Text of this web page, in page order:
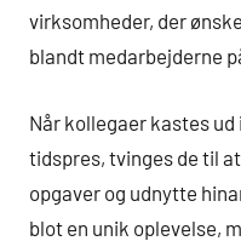
virksomheder, der
blandt medarbejderne
Når kollegaer kastes
tidspres, tvinges de til
opgaver og udnytte
blot en unik oplevelse,